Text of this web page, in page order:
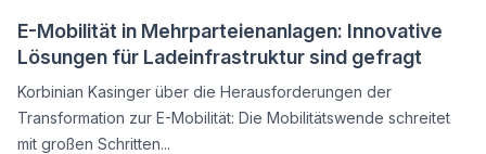
E-Mobilität in Mehrparteienanlagen: Innovative
Lösungen für Ladeinfrastruktur sind gefragt
Korbinian Kasinger über die Herausforderungen der
Transformation zur E-Mobilität: Die Mobilitätswende schreitet
mit großen Schritten...